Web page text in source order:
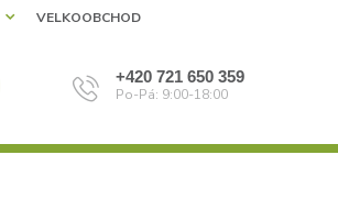
VELKOOBCHOD
+420 721 650 359
Po-Pá: 9:00-18:00